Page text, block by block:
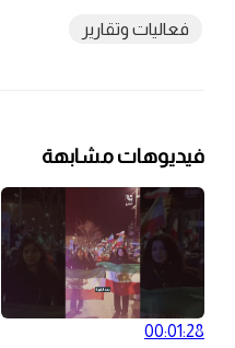
فعاليات وتقارير
فيديوهات مشابهة
00:01:28